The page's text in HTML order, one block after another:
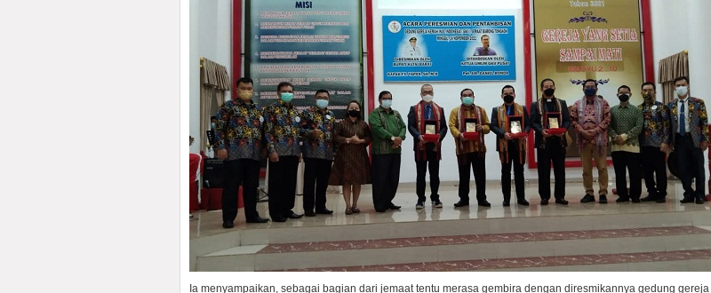
Ia menyampaikan, sebagai bagian dari jemaat tentu merasa gembira dengan diresmikannya gedung gereja